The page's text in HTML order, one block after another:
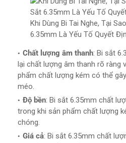
Khi Dùng Bi Tai Nghe, Tại
6.35mm Là Yếu Tố Quyết
Chất lượng âm thanh: Bi sắt
lại chất lượng âm thanh rõ ràng
phẩm chất lượng kém có thể
méo.
Độ bền: Bi sắt 6.35mm chất
trong khi sản phẩm chất lượng
chóng.
Giá cả: Bi sắt 6.35mm chất